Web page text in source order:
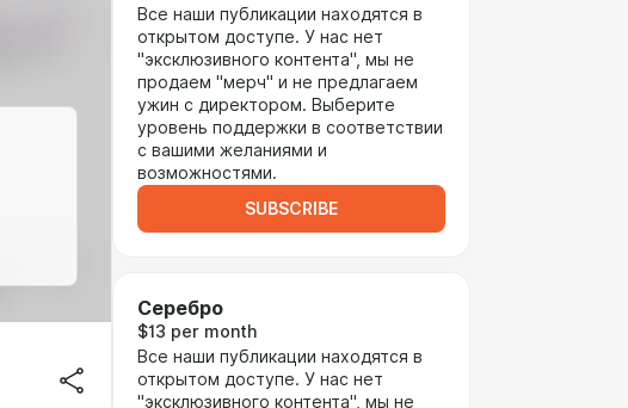
Все наши публикации находятся в
открытом доступе. У нас нет
"эксклюзивного контента", мы не
продаем "мерч" и не предлагаем
ужин с директором. Выберите
уровень поддержки в соответствии
с вашими желаниями и
возможностями.
SUBSCRIBE
Серебро
$13 per month
Все наши публикации находятся в
открытом доступе. У нас нет
"эксклюзивного контента", мы не